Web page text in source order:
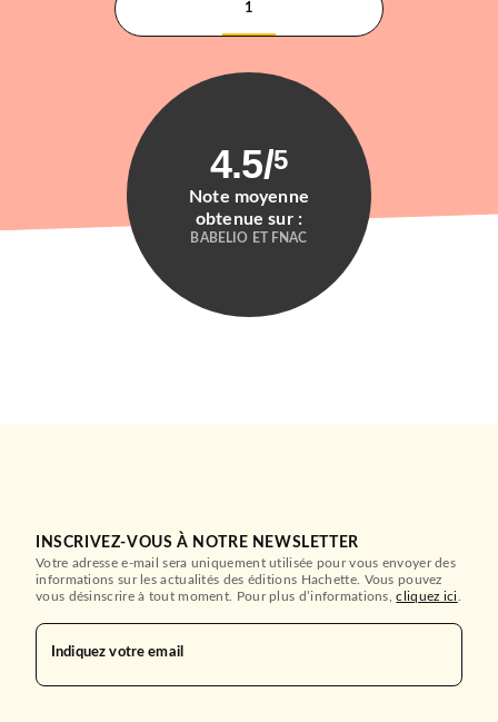
1
4.5/5
Note moyenne
obtenue sur :
BABELIO ET FNAC
INSCRIVEZ-VOUS À NOTRE NEWSLETTER
Votre adresse e-mail sera uniquement utilisée pour vous envoyer des
informations sur les actualités des éditions Hachette. Vous pouvez
vous désinscrire à tout moment. Pour plus d’informations,cliquez ici
Indiquez votre email